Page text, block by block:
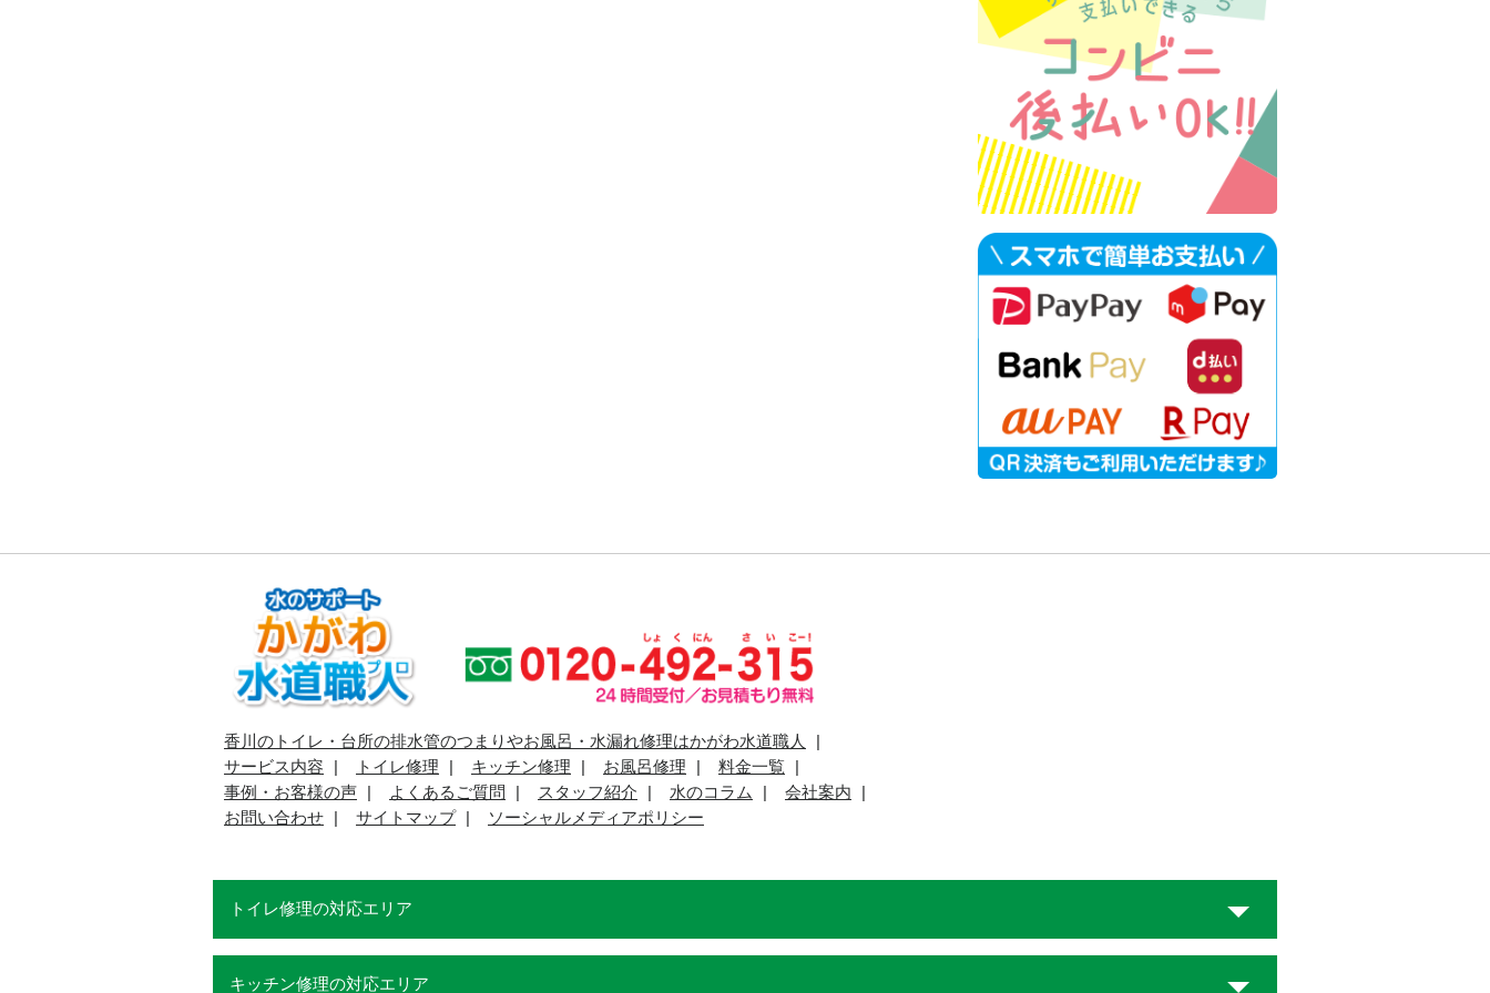
香川のトイレ・台所の排水管のつまりやお風呂・水漏れ修理はかがわ水道職人
サービス内容
トイレ修理 キッチン修理 お風呂修理
料金一覧
事例・お客様の声
よくあるご質問 スタッフ紹介 水のコラム
会社案内
お問い合わせ
サイトマップ ソーシャルメディアポリシー
トイレ修理の対応エリア
キッチン修理の対応エリア